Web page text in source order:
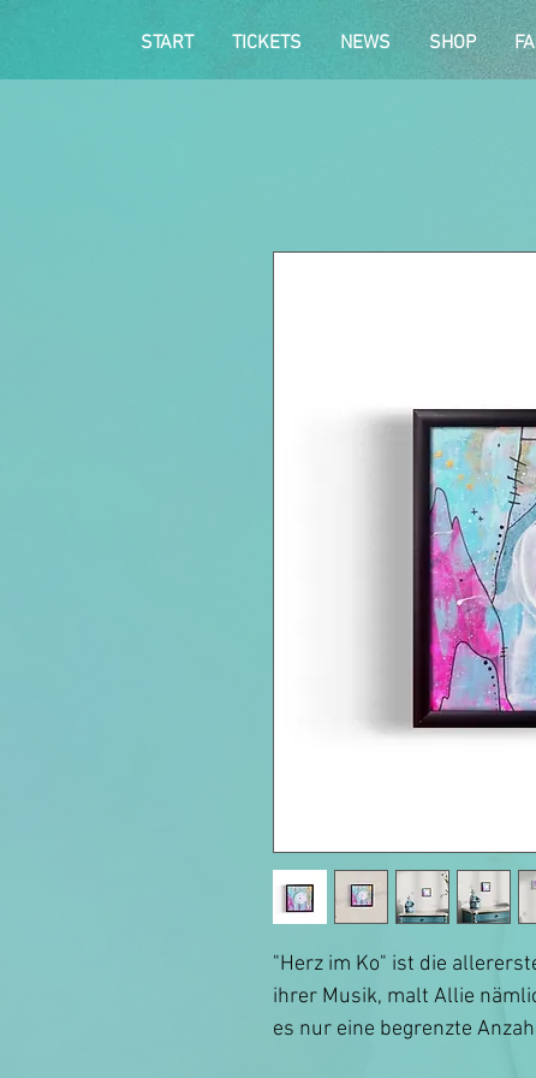
START TICKETS NEWS SHOP
"Herz im Ko" ist die
ihrer Musik, malt Allie
es nur eine begrenzte